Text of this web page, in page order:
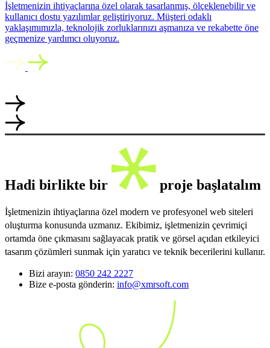
İşletmenizin ihtiyaçlarına özel olarak tasarlanmış, ölçeklenebilir ve
kullanıcı dostu yazılımlar geliştiriyoruz. Müşteri odaklı
yaklaşımımızla, teknolojik zorluklarınızı aşmanıza ve rekabette öne
geçmenize yardımcı oluyoruz.
Hadi birlikte bir proje başlatalım
İşletmenizin ihtiyaçlarına özel modern ve profesyonel web siteleri
oluşturma konusunda uzmanız. Ekibimiz, işletmenizin çevrimiçi
ortamda öne çıkmasını sağlayacak pratik ve görsel açıdan etkileyici
tasarım çözümleri sunmak için yaratıcı ve teknik becerilerini kullanır.
Bizi arayın: 0850 242 2227
Bize e-posta gönderin: info@xmrsoft.com